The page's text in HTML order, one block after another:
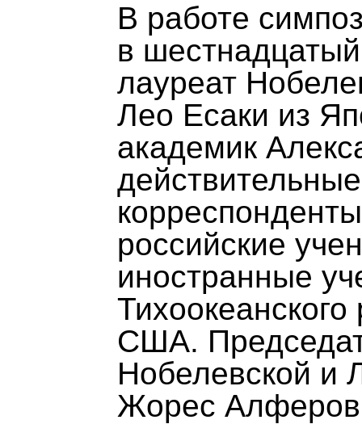
В работе
в
лауреат
Лео Есаки из
академик
российские
иностранные
США.
Нобелевской и
Жорес Алферов